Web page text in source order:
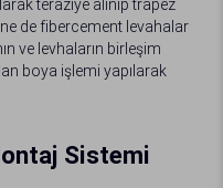
teraziye alınıp trapez
de fibercement levahalar
ve levhaların birleşim
boya işlemi yapılarak
Sistemi